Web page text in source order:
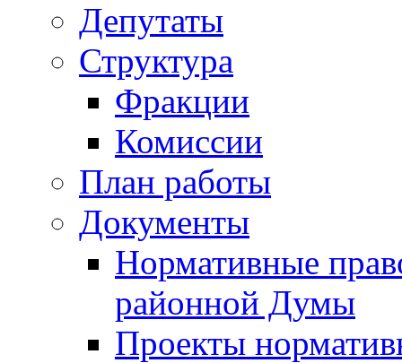
Депутаты
Структура
Фракции
Комиссии
План работы
Документы
Нормативные
районной Думы
Проекты